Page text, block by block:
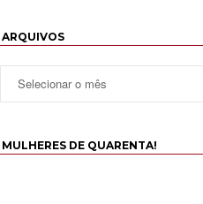
ARQUIVOS
MULHERES DE QUARENTA!